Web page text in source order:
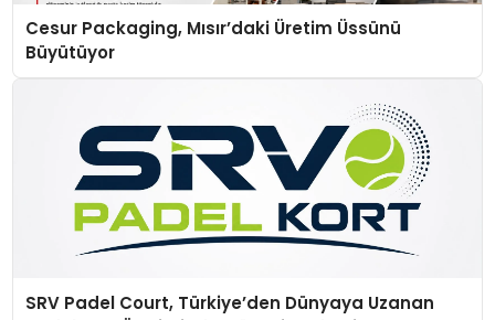
Cesur Packaging, Mısır’daki Üretim Üssünü
Büyütüyor
SRV Padel Court, Türkiye’den Dünyaya Uzanan